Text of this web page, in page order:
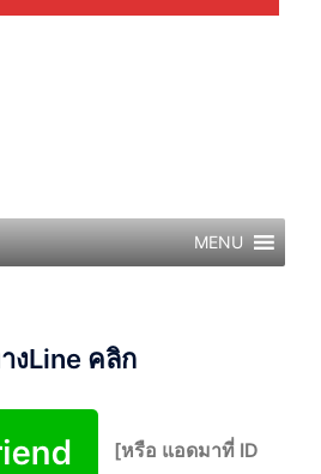
MENU
งLine คลิก
[หรือ แอดมาที่ ID